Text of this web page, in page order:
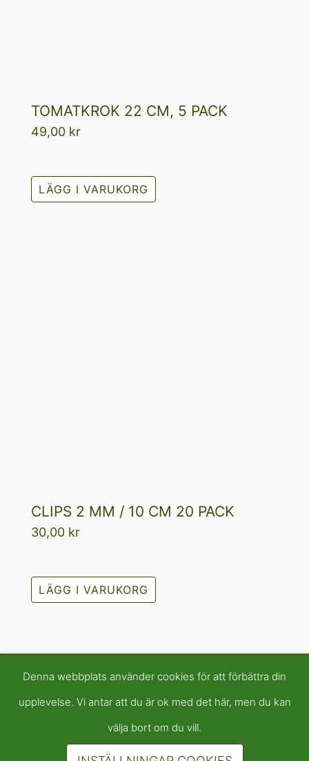
TOMATKROK 22 CM, 5 PACK
49,00 kr
LÄGG I VARUKORG
CLIPS 2 MM / 10 CM 20 PACK
30,00 kr
LÄGG I VARUKORG
Denna webbplats använder cookies för att förbättra din
upplevelse. Vi antar att du är ok med det här, men du kan
välja bort om du vill.